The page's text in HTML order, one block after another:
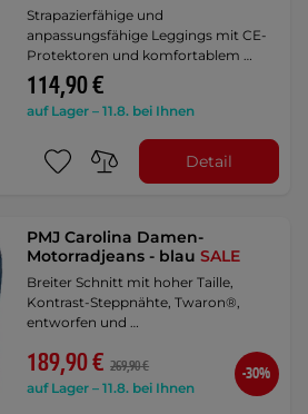
Strapazierfähige und
anpassungsfähige Leggings mit CE-
Protektoren und komfortablem …
114,90 €
auf Lager – 11.8. bei Ihnen
Detail
PMJ Carolina Damen-
Motorradjeans - blauSALE
Breiter Schnitt mit hoher Taille,
Kontrast-Steppnähte, Twaron®,
entworfen und …
189,90 € 269,90 €
auf Lager – 11.8. bei Ihnen
-30%